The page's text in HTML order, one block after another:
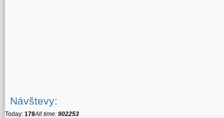
Návštevy:
Today: 178All time: 902253